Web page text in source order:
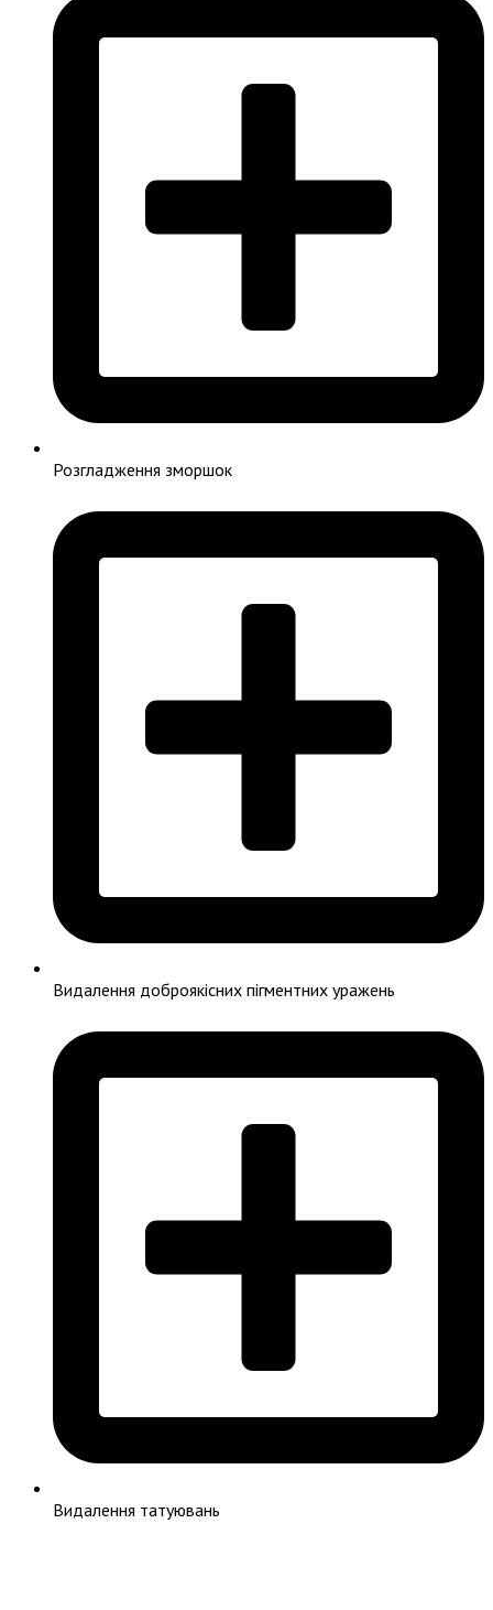
Розгладження зморшок
Видалення доброякісних пігментних уражень
Видалення татуювань